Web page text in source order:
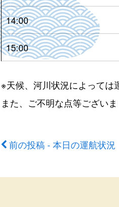
14:00
15:00
※天候、河川状況によっては
また、ご不明な点等ござい
前
後
前の投稿 - 本日の運航状況